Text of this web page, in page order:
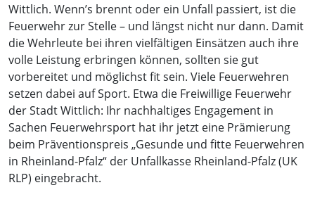
Wittlich. Wenn’s brennt oder ein Unfall passiert, ist die
Feuerwehr zur Stelle – und längst nicht nur dann. Damit
die Wehrleute bei ihren vielfältigen Einsätzen auch ihre
volle Leistung erbringen können, sollten sie gut
vorbereitet und möglichst fit sein. Viele Feuerwehren
setzen dabei auf Sport. Etwa die Freiwillige Feuerwehr
der Stadt Wittlich: Ihr nachhaltiges Engagement in
Sachen Feuerwehrsport hat ihr jetzt eine Prämierung
beim Präventionspreis „Gesunde und fitte Feuerwehren
in Rheinland-Pfalz“ der Unfallkasse Rheinland-Pfalz (UK
RLP) eingebracht.